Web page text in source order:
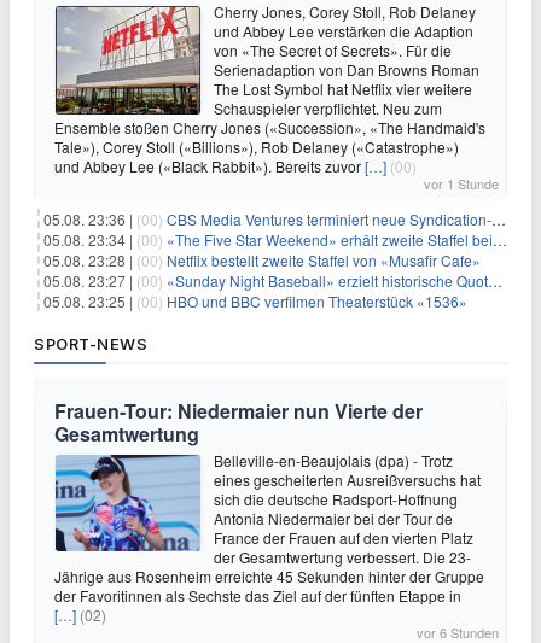
Cherry Jones, Corey Stoll, Rob Delaney
und Abbey Lee verstärken die Adaption
von «The Secret of Secrets». Für die
Serienadaption von Dan Browns Roman
The Lost Symbol hat Netflix vier weitere
Schauspieler verpflichtet. Neu zum
Ensemble stoßen Cherry Jones («Succession», «The Handmaid's
Tale»), Corey Stoll («Billions»), Rob Delaney («Catastrophe»)
und Abbey Lee («Black Rabbit»). Bereits zuvor[…] (00)
vor 1 Stunde
05.08. 23:36 | (00) CBS Media Ventures terminiert neue Syndication-Formate
05.08. 23:34 | (00) «The Five Star Weekend» erhält zweite Staffel bei Peacock
05.08. 23:28 | (00) Netflix bestellt zweite Staffel von «Musafir Cafe»
05.08. 23:27 | (00) «Sunday Night Baseball» erzielt historische Quotenserie für NBC
05.08. 23:25 | (00) HBO und BBC verfilmen Theaterstück «1536»
SPORT-NEWS
Frauen-Tour: Niedermaier nun Vierte der
Gesamtwertung
Belleville-en-Beaujolais (dpa) - Trotz
eines gescheiterten Ausreißversuchs hat
sich die deutsche Radsport-Hoffnung
Antonia Niedermaier bei der Tour de
France der Frauen auf den vierten Platz
der Gesamtwertung verbessert. Die 23-
Jährige aus Rosenheim erreichte 45 Sekunden hinter der Gruppe
der Favoritinnen als Sechste das Ziel auf der fünften Etappe in
[…] (02)
vor 6 Stunden